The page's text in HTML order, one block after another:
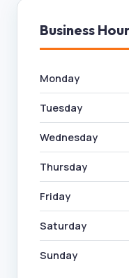
Business
Monday
Tuesday
Wednesday
Thursday
Friday
Saturday
Sunday